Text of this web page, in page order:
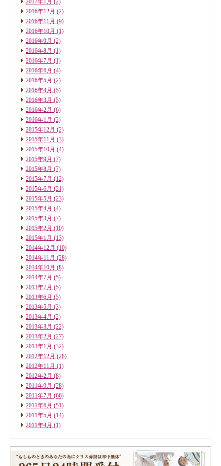
2016年12月 (2)
2016年11月 (9)
2016年10月 (1)
2016年9月 (2)
2016年8月 (1)
2016年7月 (1)
2016年6月 (4)
2016年5月 (2)
2016年4月 (5)
2016年3月 (5)
2016年2月 (6)
2016年1月 (2)
2015年12月 (2)
2015年11月 (3)
2015年10月 (4)
2015年9月 (7)
2015年8月 (7)
2015年7月 (12)
2015年6月 (21)
2015年5月 (23)
2015年4月 (4)
2015年3月 (7)
2015年2月 (10)
2015年1月 (13)
2014年12月 (10)
2014年11月 (28)
2014年10月 (8)
2014年7月 (5)
2013年7月 (5)
2013年6月 (5)
2013年5月 (3)
2013年4月 (2)
2013年3月 (22)
2013年2月 (27)
2013年1月 (32)
2012年12月 (28)
2012年11月 (1)
2012年2月 (8)
2011年9月 (28)
2011年7月 (66)
2011年6月 (51)
2011年5月 (14)
2011年4月 (1)